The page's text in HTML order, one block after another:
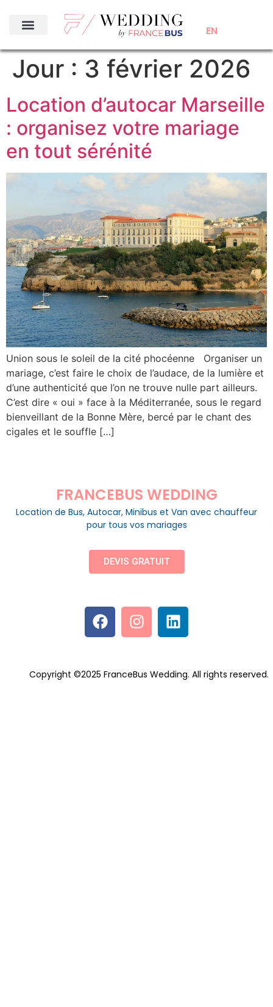
EN
Jour : 3 février 2026
Location d’autocar Marseille
: organisez votre mariage
en tout sérénité
Union sous le soleil de la cité phocéenne Organiser un
mariage, c’est faire le choix de l’audace, de la lumière et
d’une authenticité que l’on ne trouve nulle part ailleurs.
C’est dire « oui » face à la Méditerranée, sous le regard
bienveillant de la Bonne Mère, bercé par le chant des
cigales et le souffle […]
FRANCEBUS WEDDING
Location de Bus, Autocar, Minibus et Van avec chauffeur
pour tous vos mariages
DEVIS GRATUIT
Copyright ©2025 FranceBus Wedding. All rights reserved.